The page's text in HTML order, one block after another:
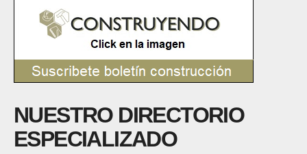
NUESTRO DIRECTORIO
ESPECIALIZADO